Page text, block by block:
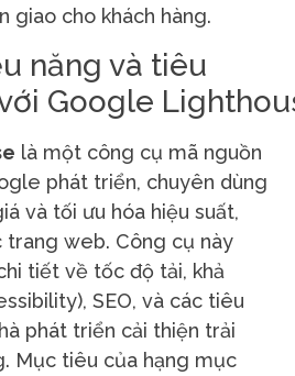
giao cho khách hàng.
năng và tiêu
Google
là một công cụ mã nguồn
phát triển, chuyên dùng
và tối ưu hóa hiệu suất,
trang web. Công cụ này
tiết về tốc độ tải, khả
SEO, và các tiêu
phát triển cải thiện trải
Mục tiêu của hạng mục